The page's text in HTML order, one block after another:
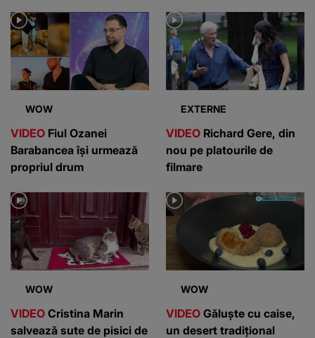
WOW
VIDEO Fiul Ozanei
Barabancea își urmează
propriul drum
EXTERNE
VIDEO Richard Gere, din
nou pe platourile de
filmare
WOW
VIDEO Cristina Marin
salvează sute de pisici de
WOW
VIDEO Găluște cu caise,
un desert tradițional